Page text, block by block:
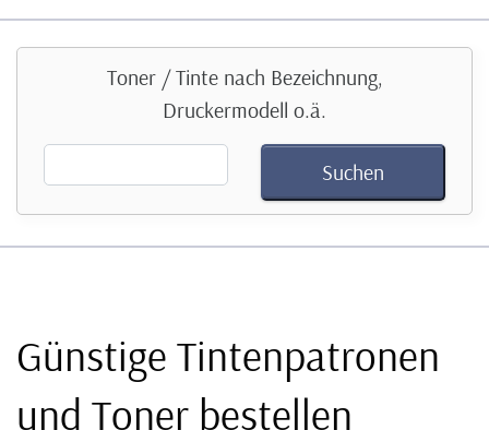
Toner / Tinte nach Bezeichnung,
Druckermodell o.ä.
Günstige Tintenpatronen
und Toner bestellen